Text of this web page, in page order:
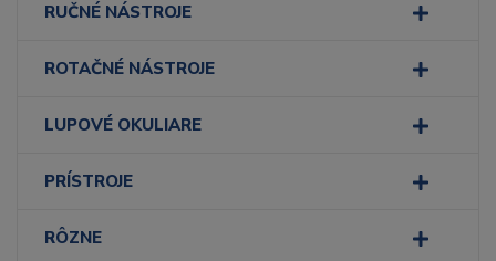
RUČNÉ NÁSTROJE
ROTAČNÉ NÁSTROJE
LUPOVÉ OKULIARE
PRÍSTROJE
RÔZNE